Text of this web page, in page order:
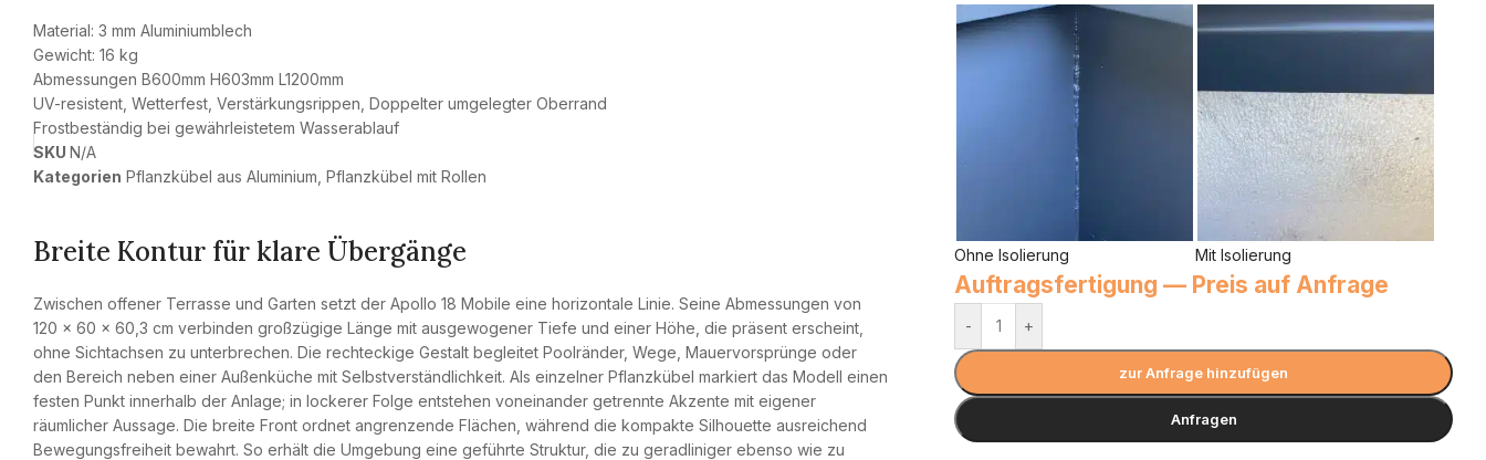
Material: 3 mm Aluminiumblech
Gewicht: 16 kg
Abmessungen B600mm H603mm L1200mm
UV-resistent, Wetterfest, Verstärkungsrippen, Doppelter umgelegter Oberrand
Frostbeständig bei gewährleistetem Wasserablauf
SKU N/A
Kategorien Pflanzkübel aus Aluminium Pflanzkübel mit Rollen
Breite Kontur für klare Übergänge
Zwischen offener Terrasse und Garten setzt der Apollo 18 Mobile eine horizontale Linie. Seine Abmessungen von
120 x 60 x 60,3 cm verbinden großzügige Länge mit ausgewogener Tiefe und einer Höhe, die präsent erscheint,
ohne Sichtachsen zu unterbrechen. Die rechteckige Gestalt begleitet Poolränder, Wege, Mauervorsprünge oder
den Bereich neben einer Außenküche mit Selbstverständlichkeit. Als einzelner Pflanzkübel markiert das Modell einen
festen Punkt innerhalb der Anlage; in lockerer Folge entstehen voneinander getrennte Akzente mit eigener
räumlicher Aussage. Die breite Front ordnet angrenzende Flächen, während die kompakte Silhouette ausreichend
Bewegungsfreiheit bewahrt. So erhält die Umgebung eine geführte Struktur, die zu geradliniger ebenso wie zu
Ohne Isolierung Mit Isolierung
Auftragsfertigung — Preis auf Anfrage
- +
zur Anfrage hinzufügen
Anfragen